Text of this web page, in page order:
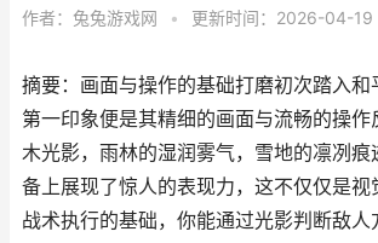
作者： 兔兔游戏网 • 更新时间：2026-04-19
摘要：画面与操作的基础打磨初次踏入和
第一印象便是其精细的画面与流畅的操作
木光影，雨林的湿润雾气，雪地的凛冽痕
备上展现了惊人的表现力，这不仅仅是视
战术执行的基础，你能通过光影判断敌人